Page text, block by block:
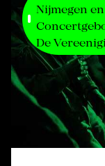
Nijmegen en
De